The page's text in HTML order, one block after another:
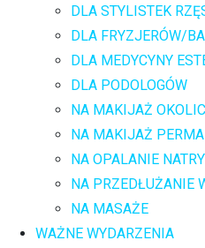
DLA STYLISTEK
DLA FRYZJERÓW/
DLA MEDYCYNY
DLA PODOLOGÓW
NA MAKIJAŻ
NA MAKIJAŻ
NA OPALANIE
NA PRZEDŁUŻANIE
NA MASAŻE
WAŻNE WYDARZENIA